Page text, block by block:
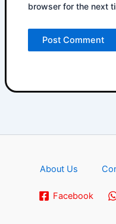
browser for the next
About Us
Facebook